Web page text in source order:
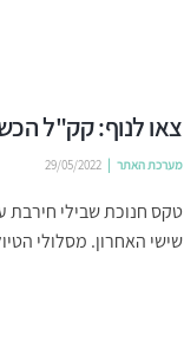
צאו לנוף: קק"ל
מערכת האתר 29/05/2022
טקס חנוכת שבילי חירבת
שישי האחרון. מסלולי